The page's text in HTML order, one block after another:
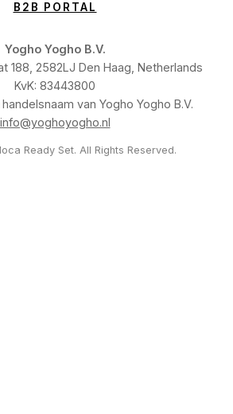
B2B PORTAL
Yogho Yogho B.V.
188, 2582LJ Den Haag, Netherlands
KvK: 83443800
van Yogho Yogho B.V.
info@yoghoyogho.nl
Ready Set. All Rights Reserved.